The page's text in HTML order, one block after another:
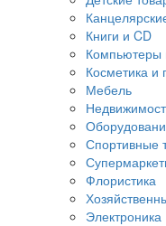
Книги и CD
Косметика
Мебель
Спортивные
Флористика
Электроника